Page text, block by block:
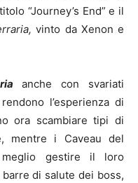
“Journey’s End” e il
vinto da Xenon e
anche con svariati
l’esperienza di
ora scambiare tipi di
mentre i Caveau del
gestire il loro
di salute dei boss,